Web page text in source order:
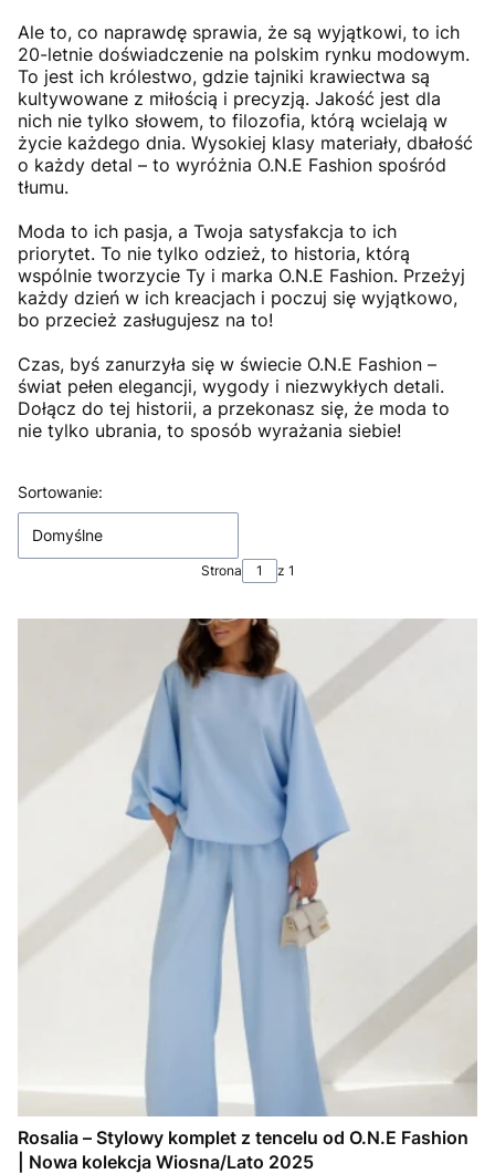
Ale to, co naprawdę sprawia, że są wyjątkowi, to ich
20-letnie doświadczenie na polskim rynku modowym.
To jest ich królestwo, gdzie tajniki krawiectwa są
kultywowane z miłością i precyzją. Jakość jest dla
nich nie tylko słowem, to filozofia, którą wcielają w
życie każdego dnia. Wysokiej klasy materiały, dbałość
o każdy detal – to wyróżnia O.N.E Fashion spośród
tłumu.
Moda to ich pasja, a Twoja satysfakcja to ich
priorytet. To nie tylko odzież, to historia, którą
wspólnie tworzycie Ty i marka O.N.E Fashion. Przeżyj
każdy dzień w ich kreacjach i poczuj się wyjątkowo,
bo przecież zasługujesz na to!
Czas, byś zanurzyła się w świecie O.N.E Fashion –
świat pełen elegancji, wygody i niezwykłych detali.
Dołącz do tej historii, a przekonasz się, że moda to
nie tylko ubrania, to sposób wyrażania siebie!
Lista produktów
Sortowanie:
Domyślne
Strona z 1
Rosalia – Stylowy komplet z tencelu od O.N.E Fashion
| Nowa kolekcja Wiosna/Lato 2025